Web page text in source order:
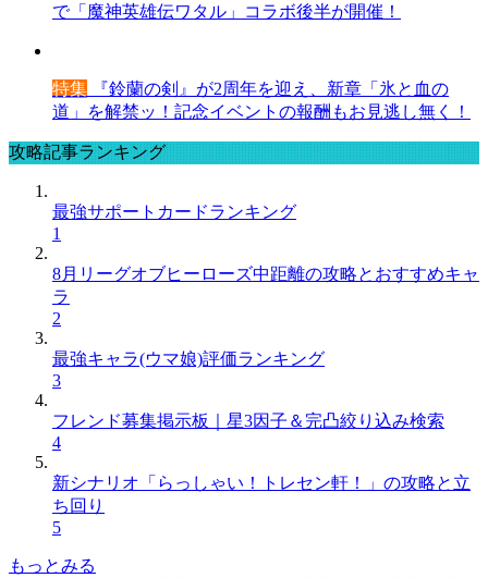
で「魔神英雄伝ワタル」コラボ後半が開催！
特集 『鈴蘭の剣』が2周年を迎え、新章「氷と血の
道」を解禁ッ！記念イベントの報酬もお見逃し無く！
攻略記事ランキング
最強サポートカードランキング
1
8月リーグオブヒーローズ中距離の攻略とおすすめキャ
ラ
2
最強キャラ(ウマ娘)評価ランキング
3
フレンド募集掲示板｜星3因子＆完凸絞り込み検索
4
新シナリオ「らっしゃい！トレセン軒！」の攻略と立
ち回り
5
もっとみる